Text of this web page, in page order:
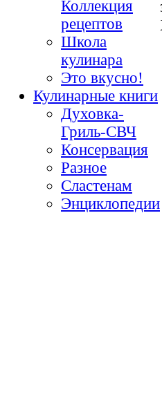
Коллекция
рецептов
Школа
кулинара
Это вкусно!
Кулинарные книги
Духовка-
Гриль-СВЧ
Консервация
Разное
Сластенам
Энциклопедии